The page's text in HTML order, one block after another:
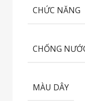
CHỨC NĂNG
CHỐNG
MÀU DÂY